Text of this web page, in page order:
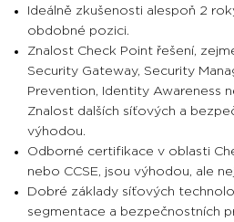
Ideálně zkušenosti alespoň 2
obdobné pozici.
Znalost Check Point řešení,
Security Gateway, Security
Prevention, Identity Awareness
Znalost dalších síťových a
výhodou.
Odborné certifikace v oblasti
nebo CCSE, jsou výhodou, ale
Dobré základy síťových
segmentace a bezpečnostních